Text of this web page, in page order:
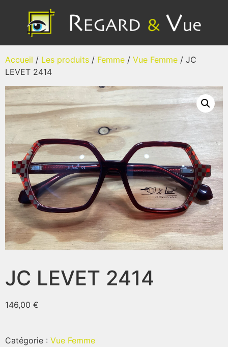
Accueil / Les produits / Femme / Vue Femme / JC
LEVET 2414
JC LEVET 2414
146,00 €
Catégorie : Vue Femme